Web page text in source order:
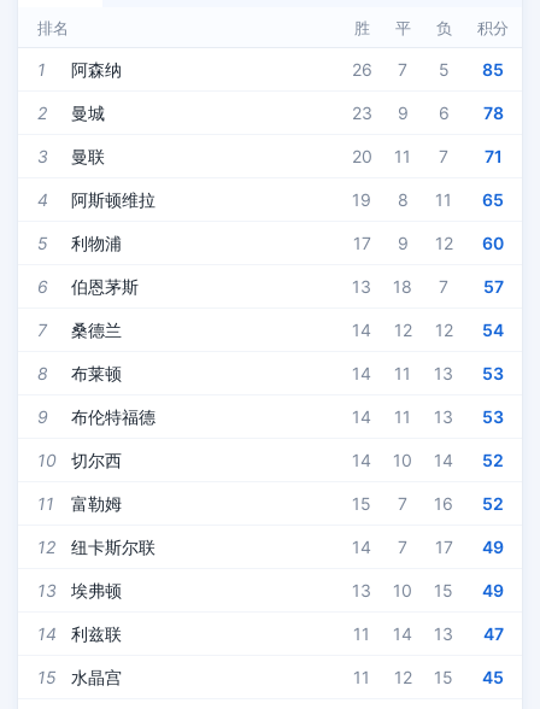
排名 胜 平 负 积分
1 阿森纳 26 7 5 85
2 曼城 23 9 6 78
3 曼联 20 11 7 71
4 阿斯顿维拉 19 8 11 65
5 利物浦 17 9 12 60
6 伯恩茅斯 13 18 7 57
7 桑德兰 14 12 12 54
8 布莱顿 14 11 13 53
9 布伦特福德 14 11 13 53
10 切尔西 14 10 14 52
11 富勒姆 15 7 16 52
12 纽卡斯尔联 14 7 17 49
13 埃弗顿 13 10 15 49
14 利兹联 11 14 13 47
15 水晶宫 11 12 15 45